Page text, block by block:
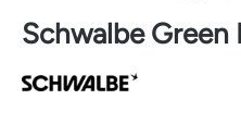
Schwalbe Green